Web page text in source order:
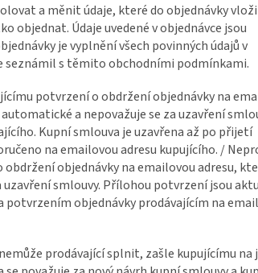
a měnit údaje, které do objednávky
objednat. Údaje uvedené v objednávce jsou
je vyplnění všech povinných údajů v
seznámil s těmito obchodními podmínkami.
potvrzení o obdržení objednávky na
a nepovažuje se za uzavření
Kupní smlouva je uzavřena až po přijetí
na emailovou adresu kupujícího. /
objednávky na emailovou adresu,
smlouvy. Přílohou potvrzení jsou
objednávky prodávajícím na
prodávající splnit, zašle kupujícímu na